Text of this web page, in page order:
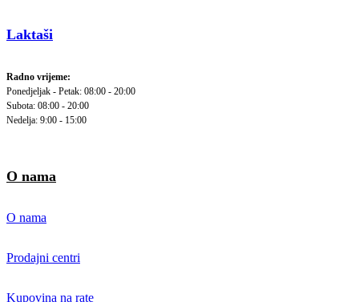
Laktaši
Radno vrijeme:
Ponedjeljak - Petak: 08:00 - 20:00
Subota: 08:00 - 20:00
Nedelja: 9:00 - 15:00
O nama
O nama
Prodajni centri
Kupovina na rate